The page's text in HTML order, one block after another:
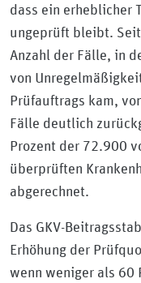
dass ein erheblicher
ungeprüft bleibt.
Anzahl der Fälle, in
von
Prüfauftrags kam,
Fälle deutlich
Prozent der 72.900
überprüften
abgerechnet.
Das GKV-
Erhöhung der
wenn weniger als 60